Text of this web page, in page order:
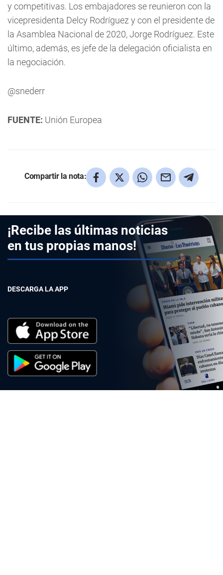
y competitivas. Los embajadores se reunieron con la
vicepresidenta Delcy Rodríguez y con el presidente de
la Asamblea Nacional de 2020, Jorge Rodríguez. Este
último, además, es jefe de la delegación oficialista en
la negociación.
@snederr
FUENTE: Unión Europea
Compartir la nota:
¡Recibe las últimas noticias
en tus propias manos!
DESCARGA LA APP